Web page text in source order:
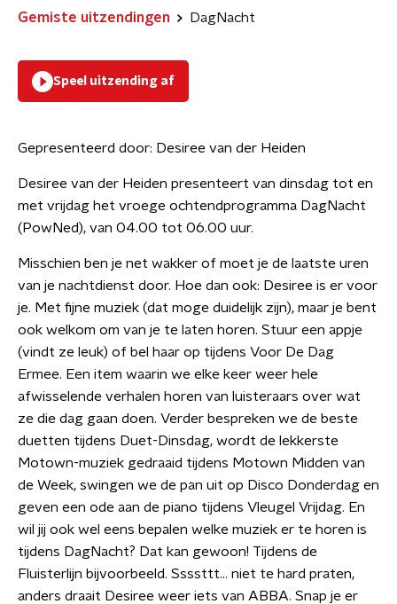
Gemiste uitzendingen DagNacht
Speel uitzending af
Gepresenteerd door: Desiree van der Heiden
Desiree van der Heiden presenteert van dinsdag tot en
met vrijdag het vroege ochtendprogramma DagNacht
(PowNed), van 04.00 tot 06.00 uur.
Misschien ben je net wakker of moet je de laatste uren
van je nachtdienst door. Hoe dan ook: Desiree is er voor
je. Met fijne muziek (dat moge duidelijk zijn), maar je bent
ook welkom om van je te laten horen. Stuur een appje
(vindt ze leuk) of bel haar op tijdens Voor De Dag
Ermee. Een item waarin we elke keer weer hele
afwisselende verhalen horen van luisteraars over wat
ze die dag gaan doen. Verder bespreken we de beste
duetten tijdens Duet-Dinsdag, wordt de lekkerste
Motown-muziek gedraaid tijdens Motown Midden van
de Week, swingen we de pan uit op Disco Donderdag en
geven een ode aan de piano tijdens Vleugel Vrijdag. En
wil jij ook wel eens bepalen welke muziek er te horen is
tijdens DagNacht? Dat kan gewoon! Tijdens de
Fluisterlijn bijvoorbeeld. Ssssttt… niet te hard praten,
anders draait Desiree weer iets van ABBA. Snap je er